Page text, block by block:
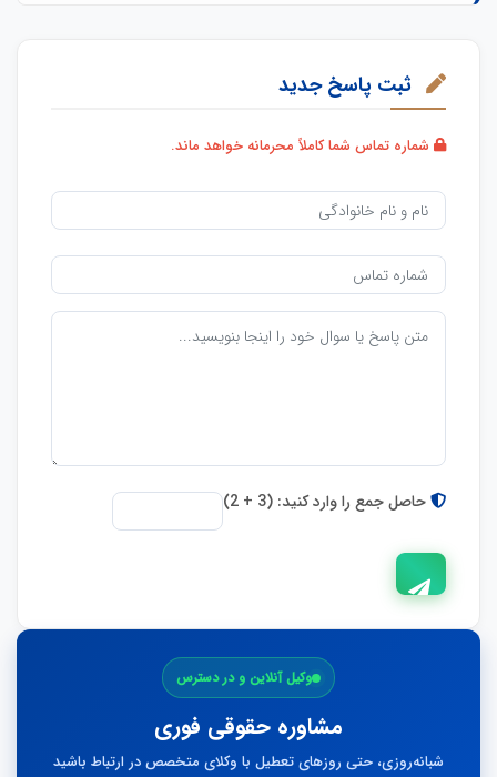
ثبت پاسخ جدید
شماره تماس شما کاملاً محرمانه خواهد ماند.
حاصل جمع را وارد کنید: (3 + 2)
وکیل آنلاین و در دسترس
مشاوره حقوقی فوری
شبانه‌روزی، حتی روزهای تعطیل با وکلای متخصص در ارتباط باشید